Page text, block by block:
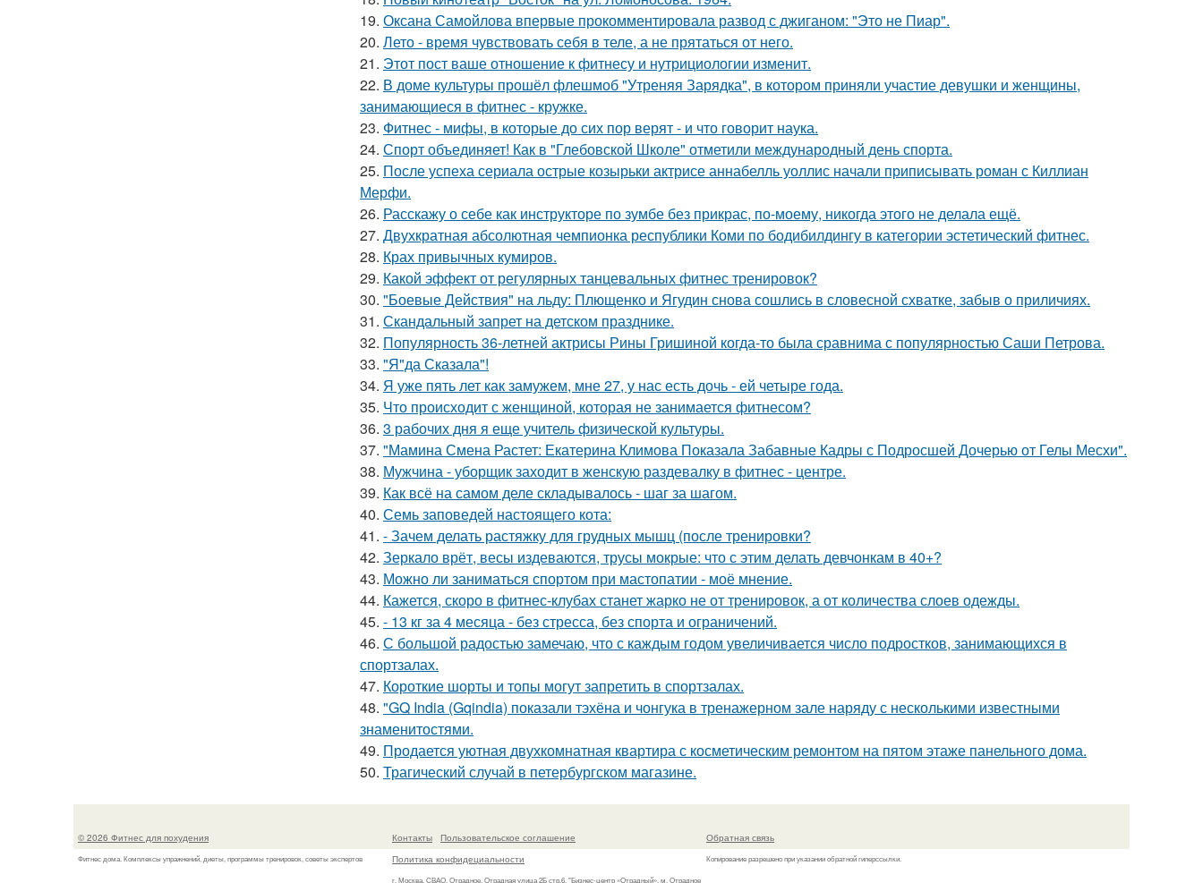
19. Оксана Самойлова впервые прокомментировала развод с джиганом: "Это не Пиар".
20. Лето - время чувствовать себя в теле, а не прятаться от него.
21. Этот пост ваше отношение к фитнесу и нутрициологии изменит.
22. В доме культуры прошёл флешмоб "Утреняя Зарядка", в котором приняли участие девушки и женщины,
занимающиеся в фитнес - кружке.
23. Фитнес - мифы, в которые до сих пор верят - и что говорит наука.
24. Спорт объединяет! Как в "Глебовской Школе" отметили международный день спорта.
25. После успеха сериала острые козырьки актрисе аннабелль уоллис начали приписывать роман с Киллиан
Мерфи.
26. Расскажу о себе как инструкторе по зумбе без прикрас, по-моему, никогда этого не делала ещё.
27. Двухкратная абсолютная чемпионка республики Коми по бодибилдингу в категории эстетический фитнес.
28. Крах привычных кумиров.
29. Какой эффект от регулярных танцевальных фитнес тренировок?
30. "Боевые Действия" на льду: Плющенко и Ягудин снова сошлись в словесной схватке, забыв о приличиях.
31. Скандальный запрет на детском празднике.
32. Популярность 36-летней актрисы Рины Гришиной когда-то была сравнима с популярностью Саши Петрова.
33. "Я"да Сказала"!
34. Я уже пять лет как замужем, мне 27, у нас есть дочь - ей четыре года.
35. Что происходит с женщиной, которая не занимается фитнесом?
36. 3 рабочих дня я еще учитель физической культуры.
37. "Мамина Смена Растет: Екатерина Климова Показала Забавные Кадры с Подросшей Дочерью от Гелы Месхи".
38. Мужчина - уборщик заходит в женскую раздевалку в фитнес - центре.
39. Как всё на самом деле складывалось - шаг за шагом.
40. Семь заповедей настоящего кота:
41. - Зачем делать растяжку для грудных мышц (после тренировки?
42. Зеркало врёт, весы издеваются, трусы мокрые: что с этим делать девчонкам в 40+?
43. Можно ли заниматься спортом при мастопатии - моё мнение.
44. Кажется, скоро в фитнес-клубах станет жарко не от тренировок, а от количества слоев одежды.
45. - 13 кг за 4 месяца - без стресса, без спорта и ограничений.
46. С большой радостью замечаю, что с каждым годом увеличивается число подростков, занимающихся в
спортзалах.
47. Короткие шорты и топы могут запретить в спортзалах.
48. "GQ India (Gqindia) показали тэхёна и чонгука в тренажерном зале наряду с несколькими известными
знаменитостями.
49. Продается уютная двухкомнатная квартира с косметическим ремонтом на пятом этаже панельного дома.
50. Трагический случай в петербургском магазине.
© 2026 Фитнес для похудения
Фитнес дома. Комплексы упражнений, диеты, программы тренировок, советы экспертов
Контакты
Пользовательское соглашение
Политика конфидециальности
г. Москва, СВАО, Отрадное, Отрадная улица 2Б стр.6, "Бизнес-центр «Отрадный», м. Отрадное
Обратная связь
Копирование разрешено при указании обратной гиперссылки.